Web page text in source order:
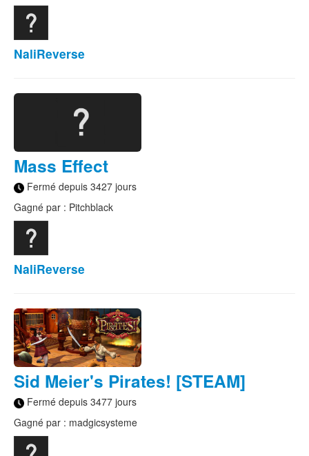
NaliReverse
Mass Effect
Fermé depuis 3427 jours
Gagné par : Pitchblack
NaliReverse
Sid Meier's Pirates! [STEAM]
Fermé depuis 3477 jours
Gagné par : madgicsysteme